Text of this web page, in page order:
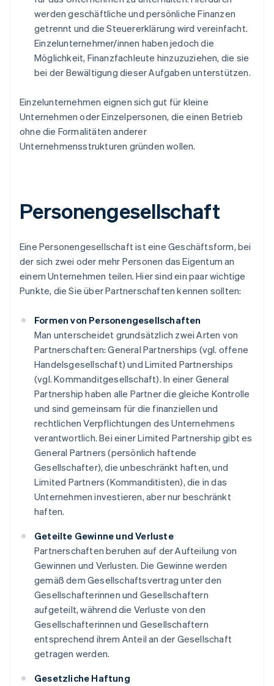
werden geschäftliche und persönliche Finanzen
getrennt und die Steuererklärung wird vereinfacht.
Einzelunternehmer/innen haben jedoch die
Möglichkeit, Finanzfachleute hinzuzuziehen, die sie
bei der Bewältigung dieser Aufgaben unterstützen.
Einzelunternehmen eignen sich gut für kleine
Unternehmen oder Einzelpersonen, die einen Betrieb
ohne die Formalitäten anderer
Unternehmensstrukturen gründen wollen.
Personengesellschaft
Eine Personengesellschaft ist eine Geschäftsform, bei
der sich zwei oder mehr Personen das Eigentum an
einem Unternehmen teilen. Hier sind ein paar wichtige
Punkte, die Sie über Partnerschaften kennen sollten:
Formen von Personengesellschaften
Man unterscheidet grundsätzlich zwei Arten von
Partnerschaften: General Partnerships (vgl. offene
Handelsgesellschaft) und Limited Partnerships
(vgl. Kommanditgesellschaft). In einer General
Partnership haben alle Partner die gleiche Kontrolle
und sind gemeinsam für die finanziellen und
rechtlichen Verpflichtungen des Unternehmens
verantwortlich. Bei einer Limited Partnership gibt es
General Partners (persönlich haftende
Gesellschafter), die unbeschränkt haften, und
Limited Partners (Kommanditisten), die in das
Unternehmen investieren, aber nur beschränkt
haften.
Geteilte Gewinne und Verluste
Partnerschaften beruhen auf der Aufteilung von
Gewinnen und Verlusten. Die Gewinne werden
gemäß dem Gesellschaftsvertrag unter den
Gesellschafterinnen und Gesellschaftern
aufgeteilt, während die Verluste von den
Gesellschafterinnen und Gesellschaftern
entsprechend ihrem Anteil an der Gesellschaft
getragen werden.
Gesetzliche Haftung